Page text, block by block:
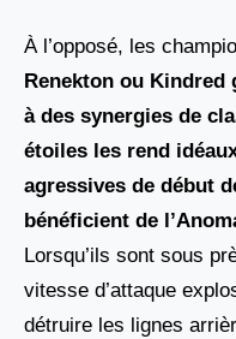
À l’opposé, les
Renekton ou Kindred
à des synergies de
étoiles les rend
agressives de début
bénéficient de
Lorsqu’ils sont sous
vitesse d’attaque
détruire les lignes